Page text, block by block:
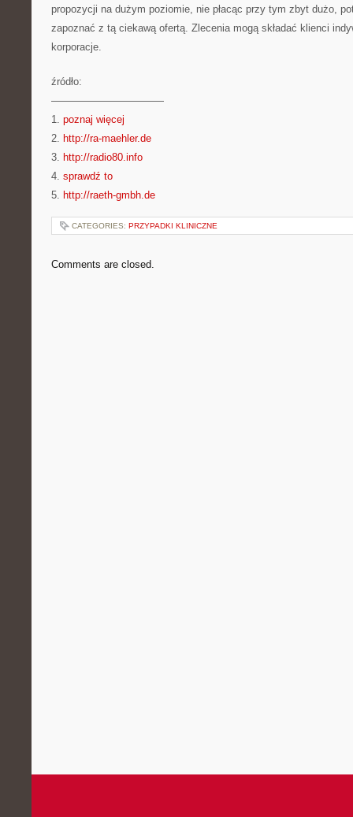
propozycji na dużym poziomie, nie płacąc przy tym zbyt dużo,
zapoznać z tą ciekawą ofertą. Zlecenia mogą składać klienci
korporacje.
źródło:
———————————
1. poznaj więcej
2. http://ra-maehler.de
3. http://radio80.info
4. sprawdź to
5. http://raeth-gmbh.de
CATEGORIES: PRZYPADKI KLINICZNE
Comments are closed.